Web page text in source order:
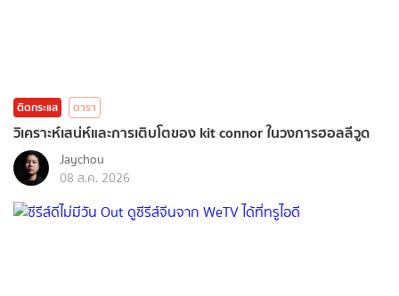
ติดกระแส ดารา
วิเคราะห์เสน่ห์และการเติบโตของ kit connor ในวงการฮอลลีวูด
Jaychou
08 ส.ค. 2026